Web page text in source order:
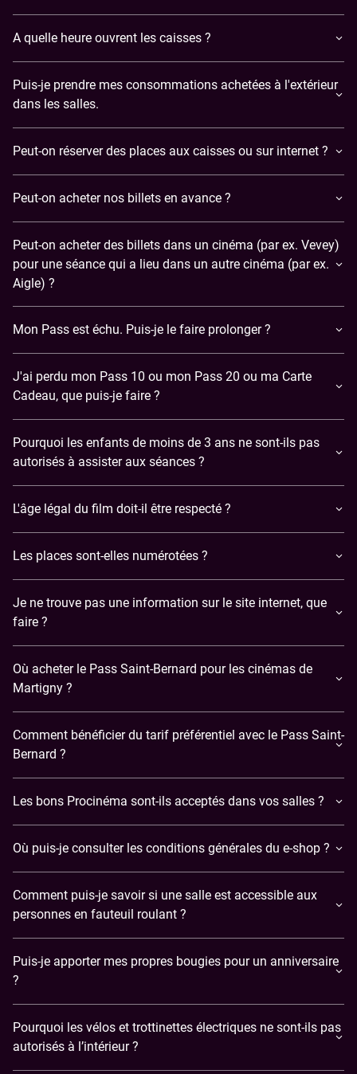
A quelle heure ouvrent les caisses ?
Puis-je prendre mes consommations achetées à l'extérieur
dans les salles.
Peut-on réserver des places aux caisses ou sur internet ?
Peut-on acheter nos billets en avance ?
Peut-on acheter des billets dans un cinéma (par ex. Vevey)
pour une séance qui a lieu dans un autre cinéma (par ex.
Aigle) ?
Mon Pass est échu. Puis-je le faire prolonger ?
J'ai perdu mon Pass 10 ou mon Pass 20 ou ma Carte
Cadeau, que puis-je faire ?
Pourquoi les enfants de moins de 3 ans ne sont-ils pas
autorisés à assister aux séances ?
L'âge légal du film doit-il être respecté ?
Les places sont-elles numérotées ?
Je ne trouve pas une information sur le site internet, que
faire ?
Où acheter le Pass Saint-Bernard pour les cinémas de
Martigny ?
Comment bénéficier du tarif préférentiel avec le Pass Saint-
Bernard ?
Les bons Procinéma sont-ils acceptés dans vos salles ?
Où puis-je consulter les conditions générales du e-shop ?
Comment puis-je savoir si une salle est accessible aux
personnes en fauteuil roulant ?
Puis-je apporter mes propres bougies pour un anniversaire
?
Pourquoi les vélos et trottinettes électriques ne sont-ils pas
autorisés à l’intérieur ?